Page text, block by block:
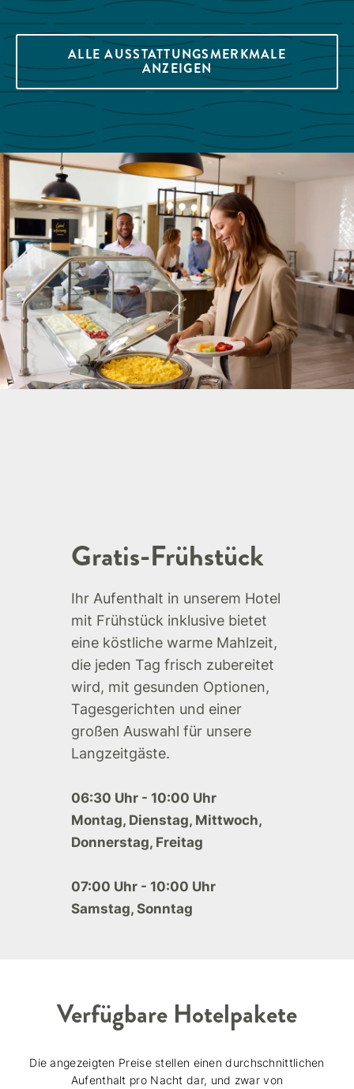
ALLE AUSSTATTUNGSMERKMALE
ANZEIGEN
Gratis-Frühstück
Ihr Aufenthalt in unserem Hotel
mit Frühstück inklusive bietet
eine köstliche warme Mahlzeit,
die jeden Tag frisch zubereitet
wird, mit gesunden Optionen,
Tagesgerichten und einer
großen Auswahl für unsere
Langzeitgäste.
06:30 Uhr - 10:00 Uhr
Montag, Dienstag, Mittwoch,
Donnerstag, Freitag
07:00 Uhr - 10:00 Uhr
Samstag, Sonntag
Verfügbare Hotelpakete
Die angezeigten Preise stellen einen durchschnittlichen
Aufenthalt pro Nacht dar, und zwar von